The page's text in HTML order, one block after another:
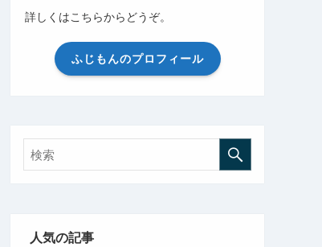
詳しくはこちらからどうぞ。
ふじもんのプロフィール
人気の記事